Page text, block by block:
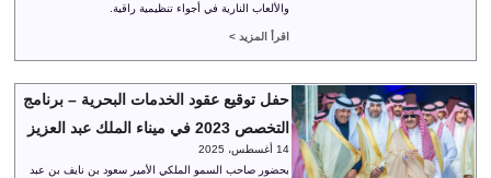
والألعاب النارية في أجواء تنظيمية راقية.
اقرأ المزيد >
حفل توقيع عقود الخدمات البحرية – برنامج
التخصص 2023 في ميناء الملك عبد العزيز
14 أغسطس، 2025
بحضور صاحب السمو الملكي الأمير سعود بن نايف بن عبد